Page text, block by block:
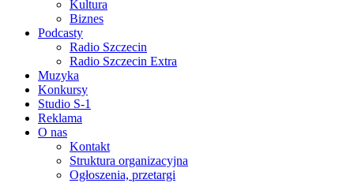
Kultura
Biznes
Podcasty
Radio Szczecin
Radio Szczecin Extra
Muzyka
Konkursy
Studio S-1
Reklama
O nas
Kontakt
Struktura organizacyjna
Ogłoszenia, przetargi